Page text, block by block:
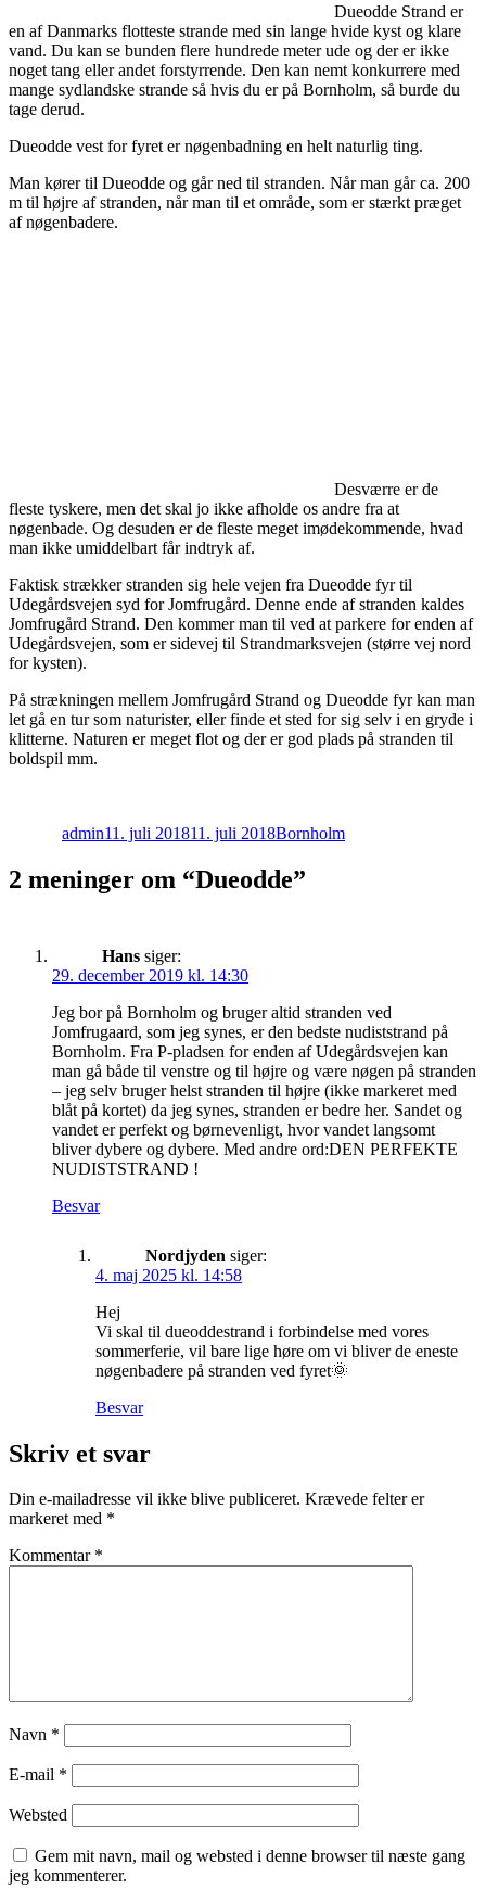
Dueodde Strand er
en af Danmarks flotteste strande med sin lange hvide kyst og klare
vand. Du kan se bunden flere hundrede meter ude og der er ikke
noget tang eller andet forstyrrende. Den kan nemt konkurrere med
mange sydlandske strande så hvis du er på Bornholm, så burde du
tage derud.
Dueodde vest for fyret er nøgenbadning en helt naturlig ting.
Man kører til Dueodde og går ned til stranden. Når man går ca. 200
m til højre af stranden, når man til et område, som er stærkt præget
af nøgenbadere.
Desværre er de
fleste tyskere, men det skal jo ikke afholde os andre fra at
nøgenbade. Og desuden er de fleste meget imødekommende, hvad
man ikke umiddelbart får indtryk af.
Faktisk strækker stranden sig hele vejen fra Dueodde fyr til
Udegårdsvejen syd for Jomfrugård. Denne ende af stranden kaldes
Jomfrugård Strand. Den kommer man til ved at parkere for enden af
Udegårdsvejen, som er sidevej til Strandmarksvejen (større vej nord
for kysten).
På strækningen mellem Jomfrugård Strand og Dueodde fyr kan man
let gå en tur som naturister, eller finde et sted for sig selv i en gryde i
klitterne. Naturen er meget flot og der er god plads på stranden til
boldspil mm.
admin11. juli 201811. juli 2018Bornholm
2 meninger om “Dueodde”
Hans siger:
29. december 2019 kl. 14:30
Jeg bor på Bornholm og bruger altid stranden ved
Jomfrugaard, som jeg synes, er den bedste nudiststrand på
Bornholm. Fra P-pladsen for enden af Udegårdsvejen kan
man gå både til venstre og til højre og være nøgen på stranden
– jeg selv bruger helst stranden til højre (ikke markeret med
blåt på kortet) da jeg synes, stranden er bedre her. Sandet og
vandet er perfekt og børnevenligt, hvor vandet langsomt
bliver dybere og dybere. Med andre ord:DEN PERFEKTE
NUDISTSTRAND !
Besvar
Nordjyden siger:
4. maj 2025 kl. 14:58
Hej
Vi skal til dueoddestrand i forbindelse med vores
sommerferie, vil bare lige høre om vi bliver de eneste
nøgenbadere på stranden ved fyret🌞
Besvar
Skriv et svar
Din e-mailadresse vil ikke blive publiceret. Krævede felter er
markeret med *
Kommentar *
Navn *
E-mail *
Websted
Gem mit navn, mail og websted i denne browser til næste gang
jeg kommenterer.